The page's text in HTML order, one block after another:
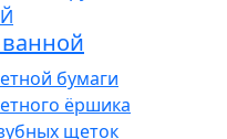
ванной
бумаги
ёршика
щеток